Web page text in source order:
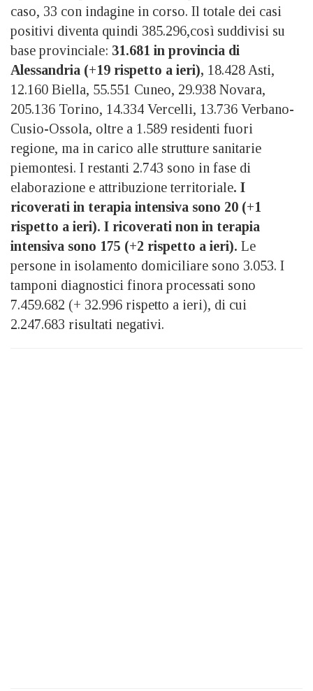
caso, 33 con indagine in corso. Il totale dei casi
positivi diventa quindi 385.296,così suddivisi su
base provinciale: 31.681 in provincia di
Alessandria (+19 rispetto a ieri), 18.428 Asti,
12.160 Biella, 55.551 Cuneo, 29.938 Novara,
205.136 Torino, 14.334 Vercelli, 13.736 Verbano-
Cusio-Ossola, oltre a 1.589 residenti fuori
regione, ma in carico alle strutture sanitarie
piemontesi. I restanti 2.743 sono in fase di
elaborazione e attribuzione territoriale. I
ricoverati in terapia intensiva sono 20 (+1
rispetto a ieri). I ricoverati non in terapia
intensiva sono 175 (+2 rispetto a ieri). Le
persone in isolamento domiciliare sono 3.053. I
tamponi diagnostici finora processati sono
7.459.682 (+ 32.996 rispetto a ieri), di cui
2.247.683 risultati negativi.